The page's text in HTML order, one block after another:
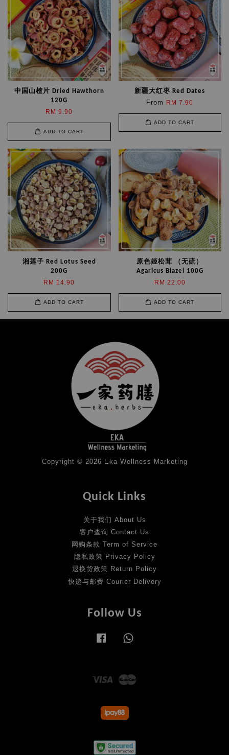
中国山楂片 Dried Hawthorn
120G
RM 9.90
ADD TO CART
新疆大红枣 Red Dates
From RM 7.90
ADD TO CART
湘莲子 Red Lotus Seed
200G
RM 14.90
ADD TO CART
原色姬松茸 （无硫）
Agaricus Blazei 100G
RM 22.00
ADD TO CART
Copyright © 2026 Eka Wellness Marketing
Quick Links
关于我们 About Us
客户查询 Contact Us
网购条款 Term of Service
隐私政策 Privacy Policy
退换货政策 Return Policy
快递与邮费 Courier Delivery
Follow Us
Facebook
Visa